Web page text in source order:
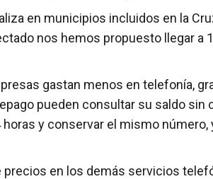
en municipios incluidos en la
nos hemos propuesto llegar
gastan menos en telefonía,
pueden consultar su saldo sin
y conservar el mismo
en los demás servicios